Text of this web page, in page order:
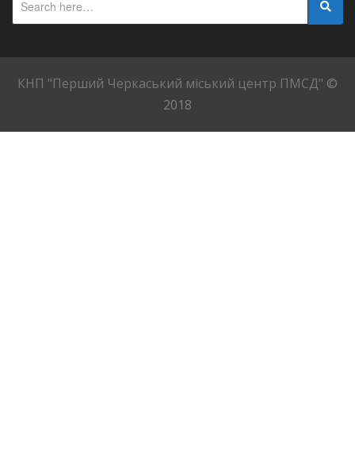
КНП "Перший Черкаський міський центр ПМСД" ©
2018